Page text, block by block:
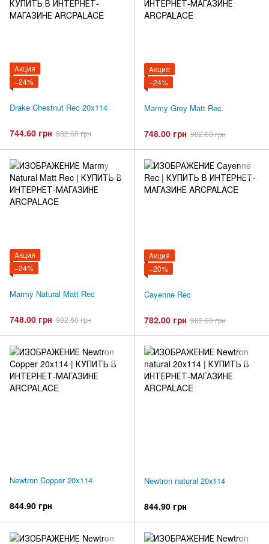
Акция
−24%
Drake Chestnut Rec 20x114
744.60 грн 982.60 грн
Акция
−24%
Marmy Grey Matt Rec.
748.00 грн 982.60 грн
Акция
−24%
Marmy Natural Matt Rec
748.00 грн 982.60 грн
Акция
−20%
Cayenne Rec
782.00 грн 982.60 грн
Newtron Copper 20x114
844.90 грн
Newtron natural 20х114
844.90 грн